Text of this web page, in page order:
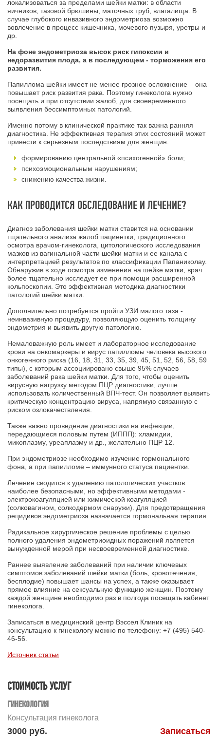
локализоваться за пределами шейки матки: в области
яичников, тазовой брюшины, маточных труб, влагалища. В
случае глубокого инвазивного эндометриоза возможно
вовлечение в процесс кишечника, мочевого пузыря, уретры и
др.
На фоне эндометриоза высок риск гипоксии и
недоразвития плода, а в последующем - торможения его
развития.
Папиллома шейки имеет не менее грозное осложнение – она
повышает риск развития рака. Поэтому гинеколога нужно
посещать и при отсутствии жалоб, для своевременного
выявления бессимптомных патологий.
Именно потому в клинической практике так важна ранняя
диагностика. Не эффективная терапия этих состояний может
привести к серьезным последствиям для женщин:
формированию центральной «психогенной» боли;
психоэмоциональным нарушениям;
снижению качества жизни.
КАК ПРОВОДИТСЯ ОБСЛЕДОВАНИЕ И ЛЕЧЕНИЕ?
Диагноз заболевания шейки матки ставится на основании
тщательного анализа жалоб пациентки, традиционного
осмотра врачом-гинеколога, цитологического исследования
мазков из вагинальной части шейки матки и ее канала с
интерпретацией результатов по классификации Папаниколау.
Обнаружив в ходе осмотра изменения на шейке матки, врач
более тщательно исследует ее при помощи расширенной
кольпоскопии. Это эффективная методика диагностики
патологий шейки матки.
Дополнительно потребуется пройти УЗИ малого таза -
неинвазивную процедуру, позволяющую оценить толщину
эндометрия и выявить другую патологию.
Немаловажную роль имеет и лабораторное исследование
крови на онкомаркеры и вирус папилломы человека высокого
онкогенного риска (16, 18, 31, 33, 35, 39, 45, 51, 52, 56, 58, 59
типы), с которым ассоциировано свыше 95% случаев
заболеваний рака шейки матки. Для того, чтобы оценить
вирусную нагрузку методом ПЦР диагностики, лучше
использовать количественный ВПЧ-тест. Он позволяет выявить
критическую концентрацию вируса, напрямую связанную с
риском озлокачествления.
Также важно проведение диагностики на инфекции,
передающиеся половым путем (ИППП): хламидии,
микоплазму, уреаплазму и др., желательно ПЦР 12.
При эндометриозе необходимо изучение гормонального
фона, а при папилломе – иммунного статуса пациентки.
Лечение сводится к удалению патологических участков
наиболее безопасными, но эффективными методами -
электрокоагуляцией или химической коагуляцией
(солковагином, солкодермом снаружи). Для предотвращения
рецидивов эндометриоза назначается гормональная терапия.
Радикальное хирургическое решение проблемы с целью
полного удаления эндометриоидных поражений является
вынужденной мерой при несвоевременной диагностике.
Раннее выявление заболеваний при наличии ключевых
симптомов заболеваний шейки матки (боль, кровотечения,
бесплодие) повышает шансы на успех, а также оказывает
прямое влияние на сексуальную функцию женщин. Поэтому
каждой женщине необходимо раз в полгода посещать кабинет
гинеколога.
Записаться в медицинский центр Вэссел Клиник на
консультацию к гинекологу можно по телефону: +7 (495) 540-
46-56.
Источник статьи
СТОИМОСТЬ УСЛУГ
ГИНЕКОЛОГИЯ
Консультация гинеколога
Записаться
3000 руб.